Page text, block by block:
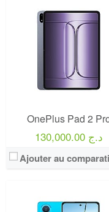
OnePlus Pad 2
130,000.00 د.ج
Ajouter au